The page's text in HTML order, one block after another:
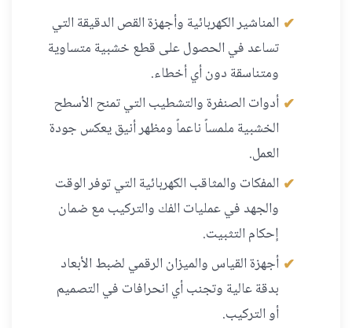
المناشير الكهربائية وأجهزة القص الدقيقة التي
تساعد في الحصول على قطع خشبية متساوية
ومتناسقة دون أي أخطاء.
أدوات الصنفرة والتشطيب التي تمنح الأسطح
الخشبية ملمساً ناعماً ومظهر أنيق يعكس جودة
العمل.
المفكات والمثاقب الكهربائية التي توفر الوقت
والجهد في عمليات الفك والتركيب مع ضمان
إحكام التثبيت.
أجهزة القياس والميزان الرقمي لضبط الأبعاد
بدقة عالية وتجنب أي انحرافات في التصميم
أو التركيب.